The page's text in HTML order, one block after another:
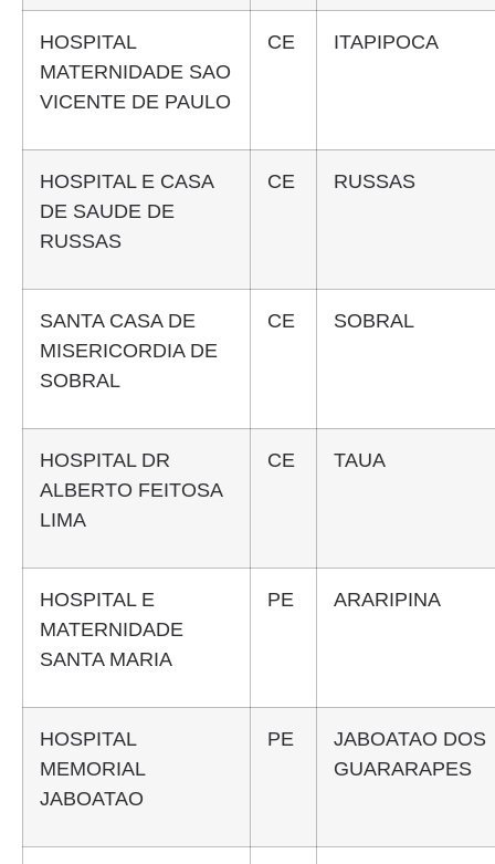
HOSPITAL
MATERNIDADE SAO
VICENTE DE PAULO
CE ITAPIPOCA
HOSPITAL E CASA
DE SAUDE DE
RUSSAS
CE RUSSAS
SANTA CASA DE
MISERICORDIA DE
SOBRAL
CE SOBRAL
HOSPITAL DR
ALBERTO FEITOSA
LIMA
CE TAUA
HOSPITAL E
MATERNIDADE
SANTA MARIA
PE ARARIPINA
HOSPITAL
MEMORIAL
JABOATAO
PE
JABOATAO DOS
GUARARAPES